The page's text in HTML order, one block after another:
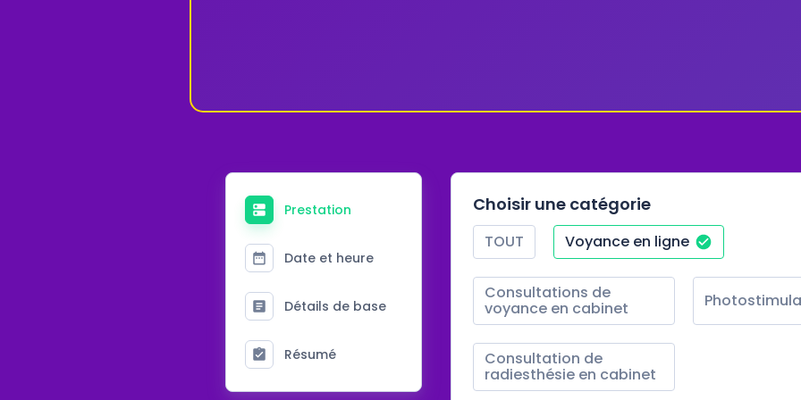
Prestation
Date et heure
Détails de base
Résumé
Choisir une catégorie
TOUT Voyance en ligne
Consultations de
voyance en cabinet
Consultation de
radiesthésie en cabinet